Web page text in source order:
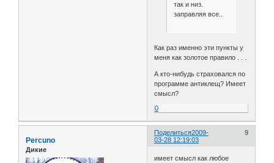
так и низ.
заправляя все..
Как раз именно эти пункты у
меня как золотое правило . . .
А кто-нибудь страховался по
программе антиклещ? Имеет
смысл?
0
Поделиться 9
2009-
03-28 12:19:03
Percuno
Дикие
имеет смысл как любое